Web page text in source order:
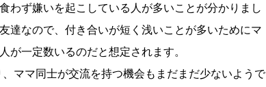
わず嫌いを起こしている人が多いことが分かりまし
達なので、付き合いが短く浅いことが多いためにマ
が一定数いるのだと想定されます。
ママ同士が交流を持つ機会もまだまだ少ないようで